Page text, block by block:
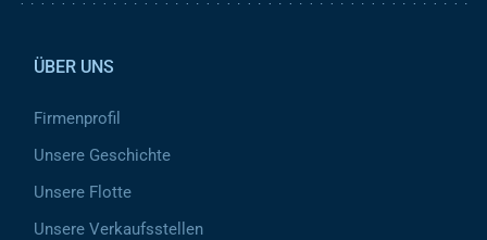
ÜBER UNS
Firmenprofil
Unsere Geschichte
Unsere Flotte
Unsere Verkaufsstellen